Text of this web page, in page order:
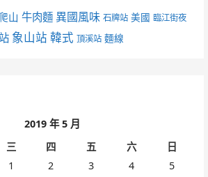
山 牛肉麵 異國風味 石牌站 美國 臨江街夜
象山站 韓式 頂溪站 麵線
2019 年 5 月
三 四 五 六
日
1
2 3 4
5